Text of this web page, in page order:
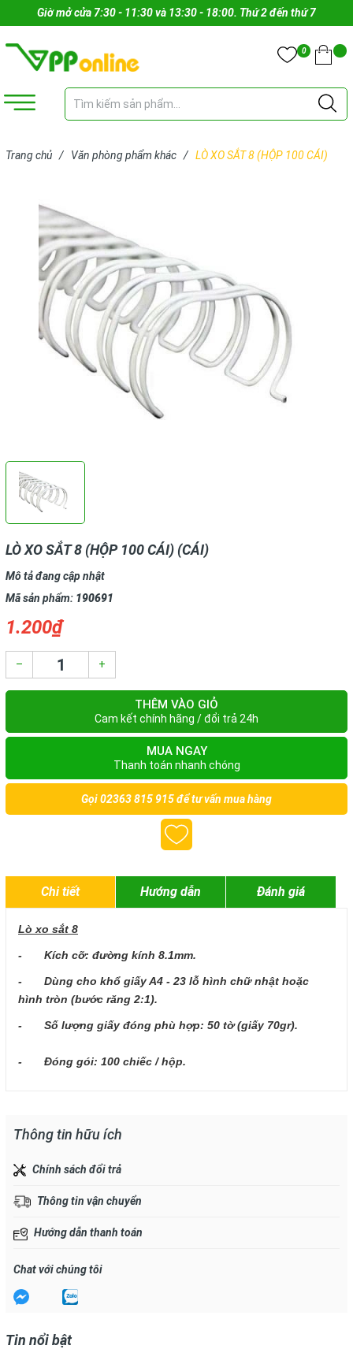
Giờ mở cửa 7:30 - 11:30 và 13:30 - 18:00. Thứ 2 đến thứ 7
0
Trang chủ / Văn phòng phẩm khác / LÒ XO SẮT 8 (HỘP 100 CÁI)
LÒ XO SẮT 8 (HỘP 100 CÁI) (CÁI)
Mô tả đang cập nhật
Mã sản phẩm: 190691
1.200₫
– +
THÊM VÀO GIỎ
Cam kết chính hãng / đổi trả 24h
MUA NGAY
Thanh toán nhanh chóng
Gọi02363 815 915để tư vấn mua hàng
Chi tiết Hướng dẫn Đánh giá
Lò xo sắt 8
- Kích cỡ: đường kính 8.1mm.
- Dùng cho khổ giấy A4 - 23 lỗ hình chữ nhật hoặc
hình tròn (bước răng 2:1).
- Số lượng giấy đóng phù hợp: 50 tờ (giấy 70gr).
- Đóng gói: 100 chiếc / hộp.
Thông tin hữu ích
Chính sách đổi trả
Thông tin vận chuyển
Hướng dẫn thanh toán
Chat với chúng tôi
Tin nổi bật